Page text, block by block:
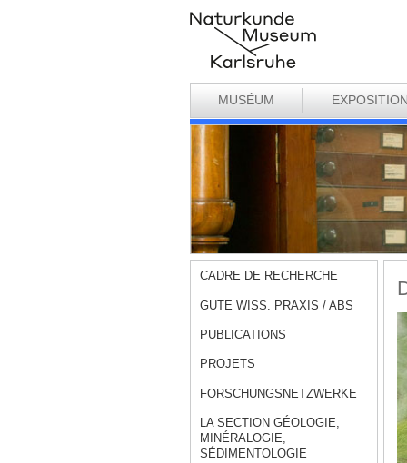
MUSÉUM
CADRE DE RECHERCHE
GUTE WISS. PRAXIS / ABS
PUBLICATIONS
PROJETS
FORSCHUNGSNETZWERKE
LA SECTION GÉOLOGIE,
MINÉRALOGIE,
SÉDIMENTOLOGIE